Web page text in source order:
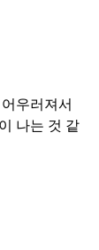
우러져서
나는 것 같